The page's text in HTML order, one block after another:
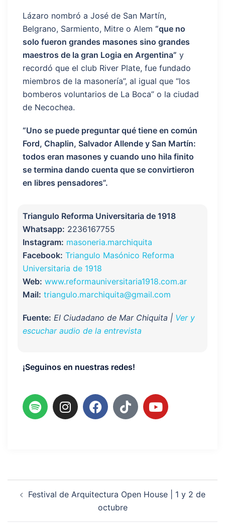
Lázaro nombró a José de San Martín,
Belgrano, Sarmiento, Mitre o Alem “que no
solo fueron grandes masones sino grandes
maestros de la gran Logia en Argentina” y
recordó que el club River Plate, fue fundado
miembros de la masonería”, al igual que “los
bomberos voluntarios de La Boca” o la ciudad
de Necochea.
“Uno se puede preguntar qué tiene en común
Ford, Chaplin, Salvador Allende y San Martín:
todos eran masones y cuando uno hila finito
se termina dando cuenta que se convirtieron
en libres pensadores”.
Triangulo Reforma Universitaria de 1918
Whatsapp: 2236167755
Instagram: masoneria.marchiquita
Facebook: Triangulo Masónico Reforma
Universitaria de 1918
Web: www.reformauniversitaria1918.com.ar
Mail: triangulo.marchiquita@gmail.com
Fuente: El Ciudadano de Mar Chiquita | Ver y
escuchar audio de la entrevista
¡Seguinos en nuestras redes!
Festival de Arquitectura Open House | 1 y 2 de
octubre